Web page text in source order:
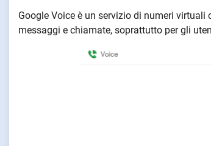
Google Voice è un servizio di numeri
messaggi e chiamate, soprattutto per gli